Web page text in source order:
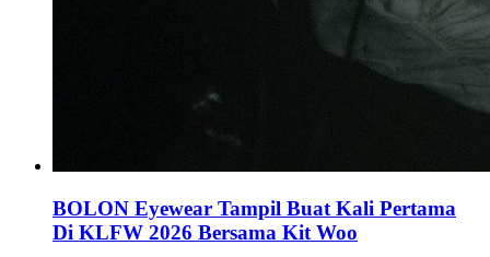
BOLON Eyewear Tampil Buat Kali Pertama
Di KLFW 2026 Bersama Kit Woo